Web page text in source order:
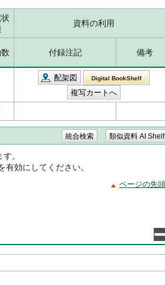
資料の利用
付録注記 備考
配架図 Digital BookShelf
。
効にしてください。
ページの先